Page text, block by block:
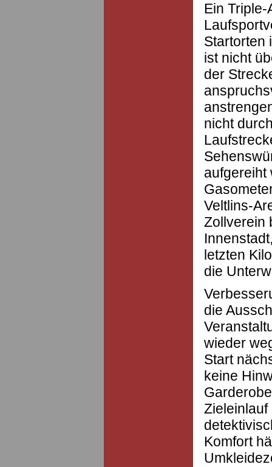
Ein Triple-
Startorten
ist nicht
der
nicht
aufgereiht
Veltlins-
Zollverein
letzten
die
die
wieder
Start
keine
Komfort